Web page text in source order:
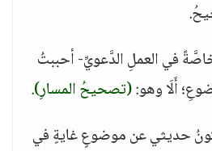
في العملِ الدَّعويِّ- أحببتُ
أَلَا وهو:(تصحيحُ المسارِ).
حديثي عن موضوعٍ غايةٍ في